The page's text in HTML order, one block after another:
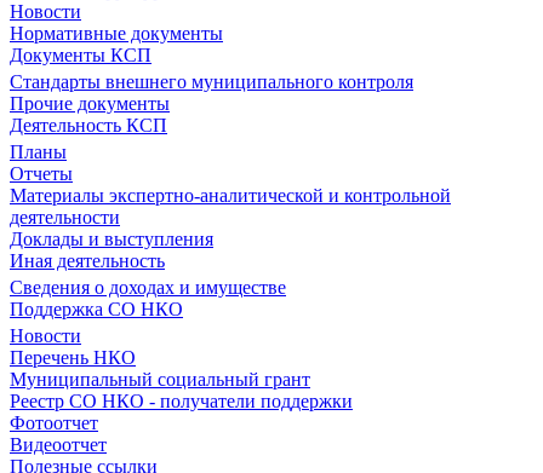
Новости
Нормативные документы
Документы КСП
Стандарты внешнего муниципального контроля
Прочие документы
Деятельность КСП
Планы
Отчеты
Материалы экспертно-аналитической и контрольной
деятельности
Доклады и выступления
Иная деятельность
Сведения о доходах и имуществе
Поддержка СО НКО
Новости
Перечень НКО
Муниципальный социальный грант
Реестр СО НКО - получатели поддержки
Фотоотчет
Видеоотчет
Полезные ссылки